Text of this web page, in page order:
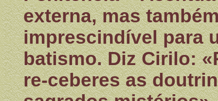
externa, mas
imprescindível para
batismo. Diz Cirilo:
re-ceberes as